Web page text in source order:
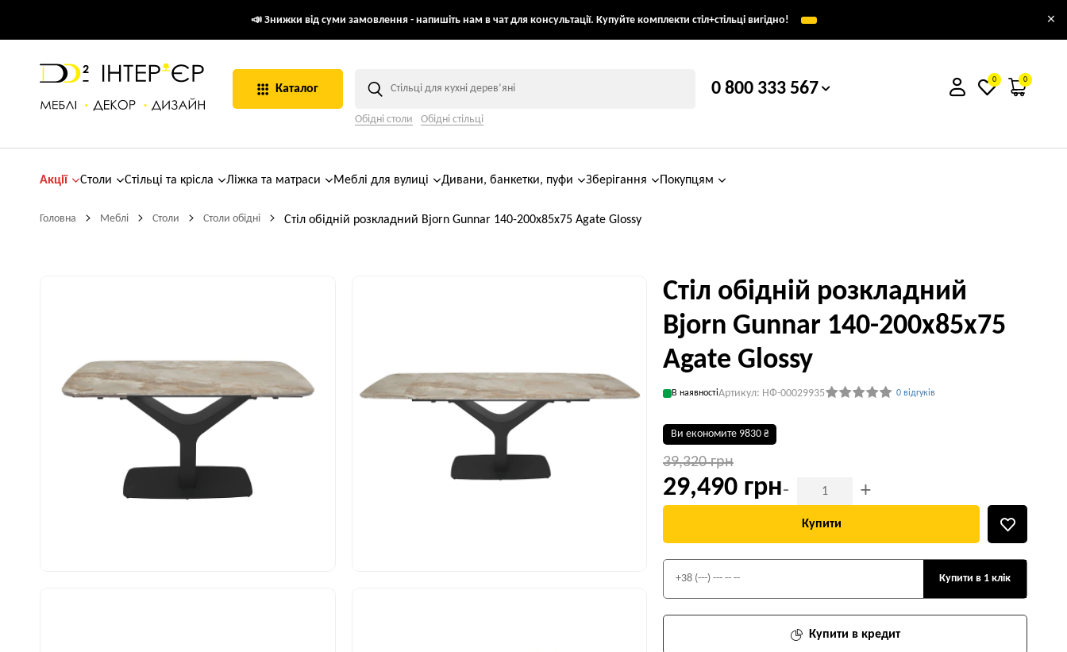
📣 Знижки від суми замовлення - напишіть нам в чат для консультації. Купуйте комплекти стіл+стільці вигідно! ×
Каталог
Обідні столи Обідні стільці
0 800 333 567 0 0
Акції Столи Стільці та крісла Ліжка та матраси Меблі для вулиці Дивани, банкетки, пуфи Зберігання Покупцям
Головна Меблі Столи Столи обідні Стіл обідній розкладний Bjorn Gunnar 140-200х85х75 Agate Glossy
Стіл обідній розкладний
Bjorn Gunnar 140-200х85х75
Agate Glossy
В наявностіАртикул: НФ-00029935 0 відгуків
Ви економите 9830 ₴
39,320 грн
29,490 грн- +
Купити
Купити в кредит
Купити в 1 клік